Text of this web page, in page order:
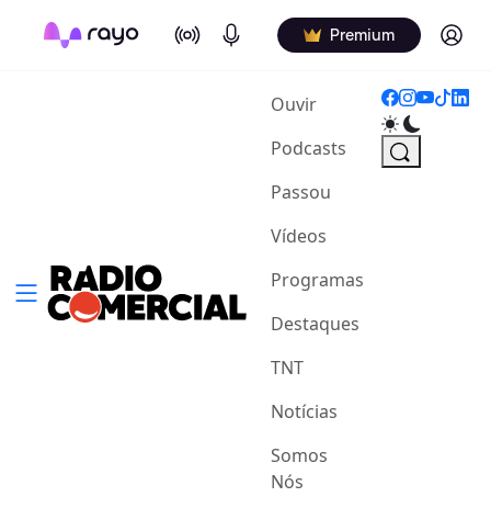
On Air Podcasts Premium Log in
Ouvir(current)
Podcasts
Passou
Vídeos
Programas
Destaques
TNT
Notícias
Somos
Nós